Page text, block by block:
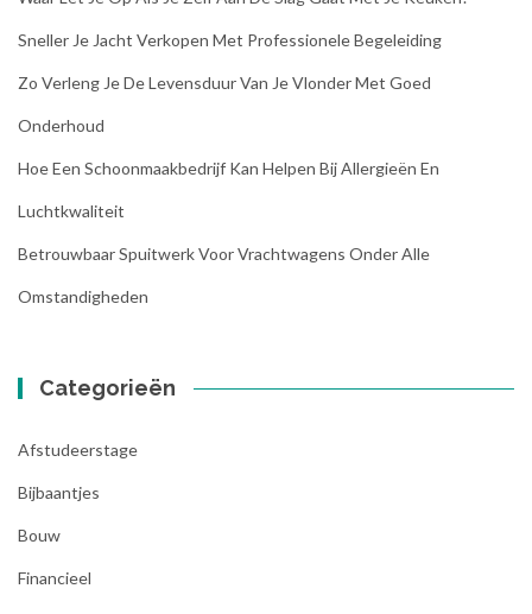
Sneller Je Jacht Verkopen Met Professionele Begeleiding
Zo Verleng Je De Levensduur Van Je Vlonder Met Goed
Onderhoud
Hoe Een Schoonmaakbedrijf Kan Helpen Bij Allergieën En
Luchtkwaliteit
Betrouwbaar Spuitwerk Voor Vrachtwagens Onder Alle
Omstandigheden
Categorieën
Afstudeerstage
Bijbaantjes
Bouw
Financieel